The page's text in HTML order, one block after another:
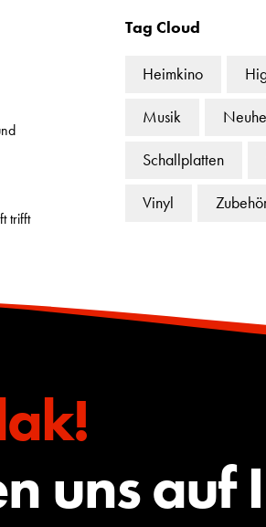
trifft
Tag Cloud
Heimkino
Musik
Schallplatten
Vinyl
uns auf